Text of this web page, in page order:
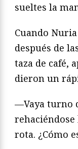
sueltes la
Cuando
después de
taza de café,
dieron un
—Vaya turno
rota. ¿Cómo